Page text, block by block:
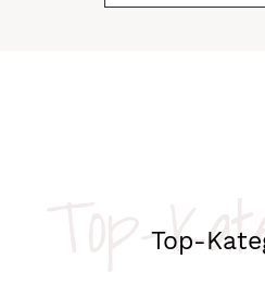
Top-
Top-